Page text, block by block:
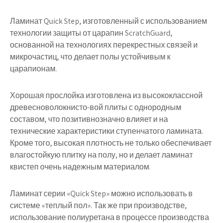
Ламинат Quick Step, изготовленный с использованием
технологии защиты от царапин ScratchGuard,
основанной на технологиях перекрестных связей и
микрочастиц, что делает полы устойчивым к
царапионам.
Хорошая прослойка изготовлена из высококлассной
древесноволокнисто-вой плиты с однородным
составом, что позитивнозначно влияет и на
технические характеристики ступенчатого ламината.
Кроме того, высокая плотность не только обеспечивает
влагостойкую плитку на полу, но и делает ламинат
квистеп очень надежным материалом.
Ламинат серии «Quick Step» можно использовать в
системе «теплый пол». Так же при производстве,
использование полиуретана в процессе производства